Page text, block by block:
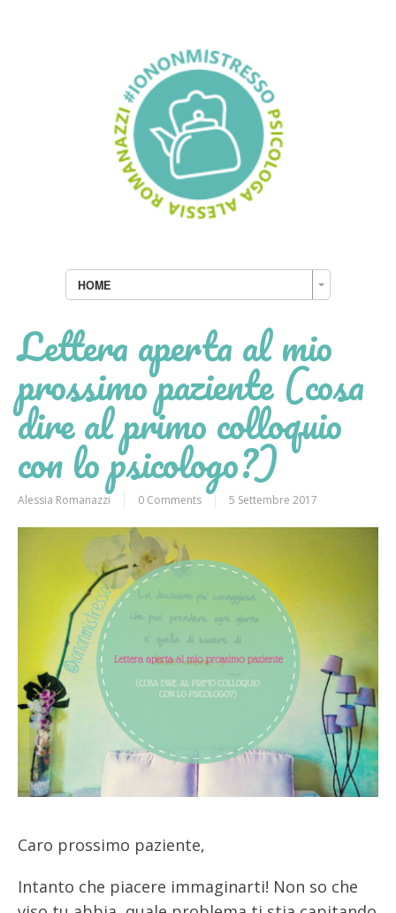
HOME
Lettera aperta al mio
prossimo paziente (cosa
dire al primo colloquio
con lo psicologo?)
Alessia Romanazzi 0 Comments 5 Settembre 2017
Caro prossimo paziente,
Intanto che piacere immaginarti! Non so che